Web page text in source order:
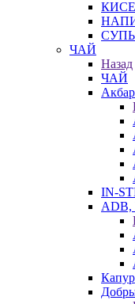
ЧАЙ
Назад
ЧАЙ
IN-
ADB,
Капур